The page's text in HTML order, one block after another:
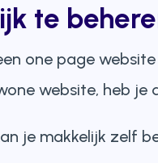
te
one page
website, heb je
je makkelijk zelf